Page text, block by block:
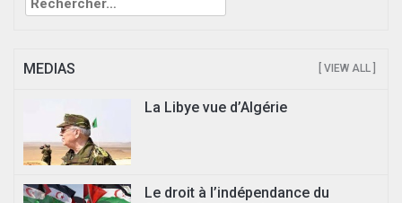
MEDIAS [ VIEW ALL ]
La Libye vue d’Algérie
Le droit à l’indépendance du